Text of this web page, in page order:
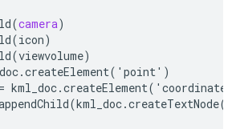
(camera)
(icon)
(viewvolume)
.createElement( ' point' )
= kml_doc.createElement( ' coordinates
(kml_doc.createTextNode(